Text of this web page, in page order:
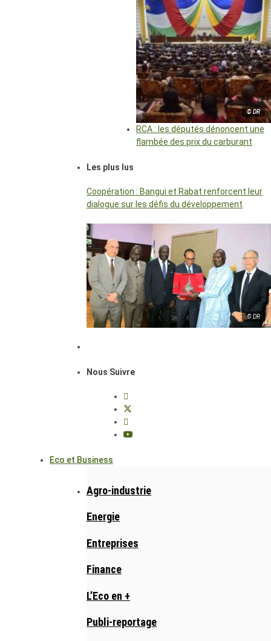
© DR
RCA : les députés dénoncent une
flambée des prix du carburant
Les plus lus
Coopération : Bangui et Rabat renforcent leur
dialogue sur les défis du développement
© DR
Nous Suivre
Eco et Business
Agro-industrie
Energie
Entreprises
Finance
L’Eco en +
Publi-reportage